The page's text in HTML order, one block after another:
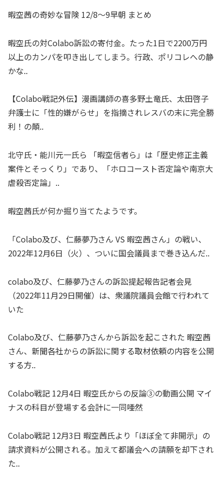
暇空茜の奇妙な冒険 12/8～9早朝 まとめ
暇空氏の対Colabo訴訟の寄付金。たった1日で2200万円
以上のカンパを叩き出してしまう。行政、ポリコレへの静
かな..
【Colabo戦記外伝】漫画講師の喜多野土竜氏、太田啓子
弁護士に「性的嫌がらせ」を指摘されレスバの末に完全勝
利！の顛..
北守氏・能川元一氏ら 「暇空信者ら」は「歴史修正主義
案件とそっくり」であり、「ホロコースト否定論や南京大
虐殺否定論」..
暇空茜氏が何か掘り当てたようです。
「Colabo及び、仁藤夢乃さん VS 暇空茜さん」の戦い、
2022年12月6日（火）、ついに国会議員まで巻き込んだ..
colabo及び、仁藤夢乃さんの訴訟提起報告記者会見
（2022年11月29日開催）は、衆議院議員会館で行われて
いた
Colabo及び、仁藤夢乃さんから訴訟を起こされた 暇空茜
さん、新聞各社からの訴訟に関する取材依頼の内容を公開
する方..
Colabo戦記 12月4日 暇空氏からの反論③の動画公開 マイ
ナスの科目が登場する会計に一同唖然
Colabo戦記 12月3日 暇空茜氏より「ほぼ全て非開示」の
請求資料が公開される。加えて都議会への請願を却下され
た..